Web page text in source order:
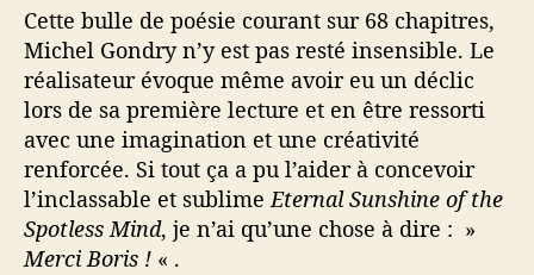
Cette bulle de poésie courant sur 68 chapitres,
Michel Gondry n’y est pas resté insensible. Le
réalisateur évoque même avoir eu un déclic
lors de sa première lecture et en être ressorti
avec une imagination et une créativité
renforcée. Si tout ça a pu l’aider à concevoir
l’inclassable et sublimeEternal Sunshine of the
Spotless Mind, je n’ai qu’une chose à dire : »
Merci Boris ! « .